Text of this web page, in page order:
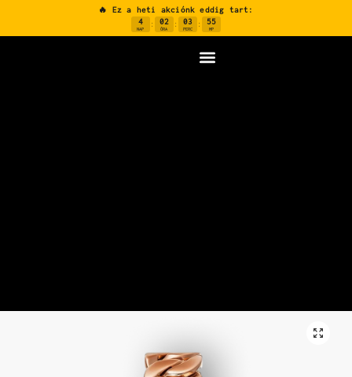
🔥 Ez a heti akciónk eddig tart:
4
NAP
: 02
ÓRA
: 03
PERC
: 55
MP